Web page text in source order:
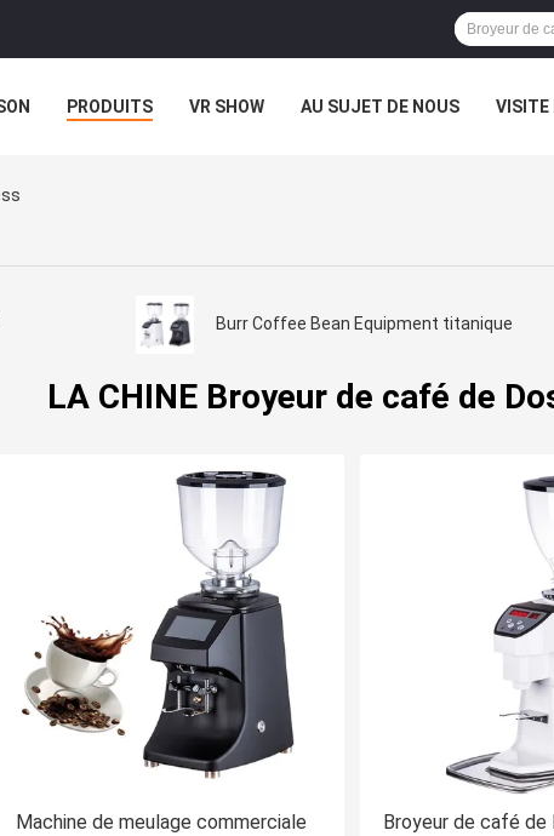
PRODUITS VR SHOW AU SUJET DE NOUS VISITE
Burr Coffee Bean Equipment titanique
LA CHINE Broyeur de café de
Machine de meulage commerciale
Broyeur de café de